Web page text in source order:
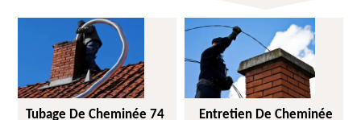
Tubage De Cheminée 74
Entretien De Cheminée